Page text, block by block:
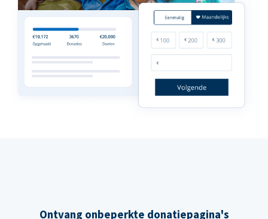
Ontvang onbeperkte donatiepagina's